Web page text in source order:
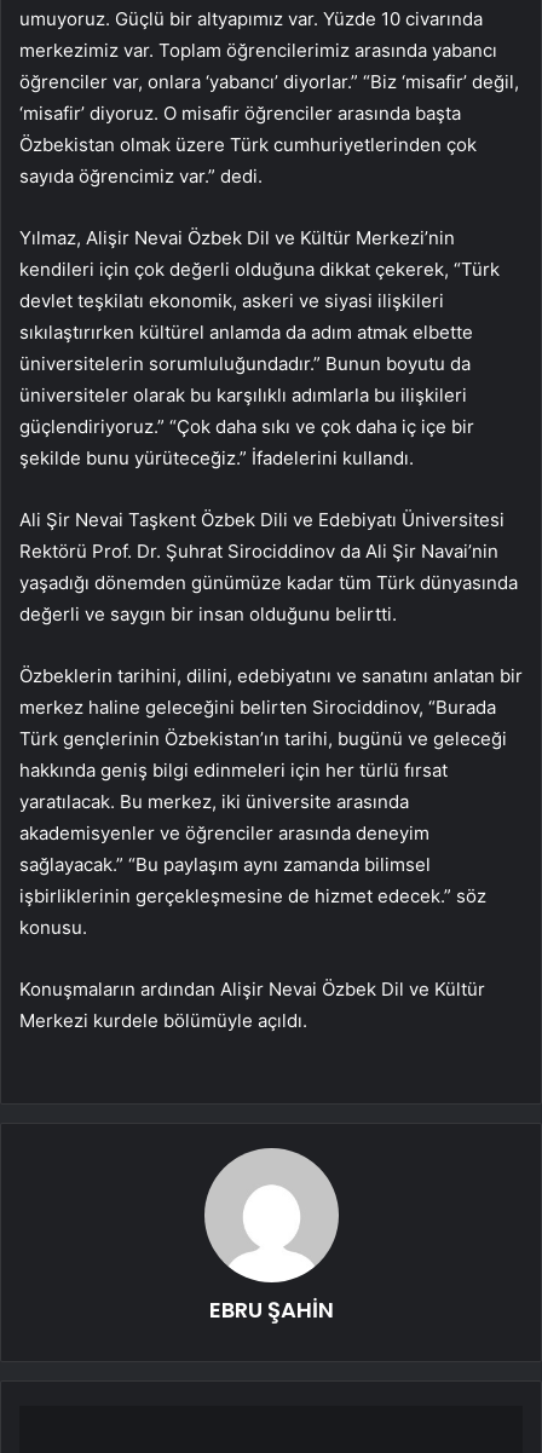
umuyoruz. Güçlü bir altyapımız var. Yüzde 10 civarında
merkezimiz var. Toplam öğrencilerimiz arasında yabancı
öğrenciler var, onlara ‘yabancı’ diyorlar.” “Biz ‘misafir’ değil,
‘misafir’ diyoruz. O misafir öğrenciler arasında başta
Özbekistan olmak üzere Türk cumhuriyetlerinden çok
sayıda öğrencimiz var.” dedi.
Yılmaz, Alişir Nevai Özbek Dil ve Kültür Merkezi’nin
kendileri için çok değerli olduğuna dikkat çekerek, “Türk
devlet teşkilatı ekonomik, askeri ve siyasi ilişkileri
sıkılaştırırken kültürel anlamda da adım atmak elbette
üniversitelerin sorumluluğundadır.” Bunun boyutu da
üniversiteler olarak bu karşılıklı adımlarla bu ilişkileri
güçlendiriyoruz.” “Çok daha sıkı ve çok daha iç içe bir
şekilde bunu yürüteceğiz.” İfadelerini kullandı.
Ali Şir Nevai Taşkent Özbek Dili ve Edebiyatı Üniversitesi
Rektörü Prof. Dr. Şuhrat Sirociddinov da Ali Şir Navai’nin
yaşadığı dönemden günümüze kadar tüm Türk dünyasında
değerli ve saygın bir insan olduğunu belirtti.
Özbeklerin tarihini, dilini, edebiyatını ve sanatını anlatan bir
merkez haline geleceğini belirten Sirociddinov, “Burada
Türk gençlerinin Özbekistan’ın tarihi, bugünü ve geleceği
hakkında geniş bilgi edinmeleri için her türlü fırsat
yaratılacak. Bu merkez, iki üniversite arasında
akademisyenler ve öğrenciler arasında deneyim
sağlayacak.” “Bu paylaşım aynı zamanda bilimsel
işbirliklerinin gerçekleşmesine de hizmet edecek.” söz
konusu.
Konuşmaların ardından Alişir Nevai Özbek Dil ve Kültür
Merkezi kurdele bölümüyle açıldı.
EBRU ŞAHİN